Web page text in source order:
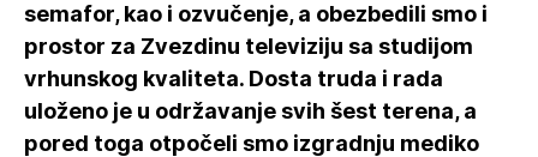
semafor, kao i ozvučenje, a obezbedili smo i
prostor za Zvezdinu televiziju sa studijom
vrhunskog kvaliteta. Dosta truda i rada
uloženo je u održavanje svih šest terena, a
pored toga otpočeli smo izgradnju mediko